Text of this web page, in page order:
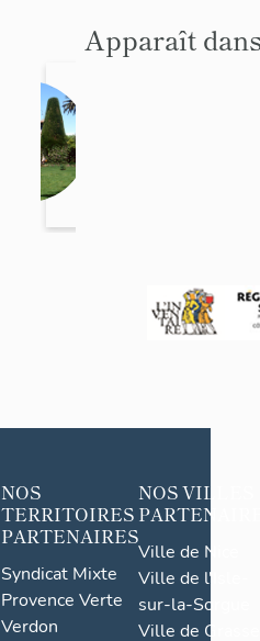
Apparaît
NOS
TERRITOIRES
PARTENAIRES
Syndicat Mixte
Provence Verte
Verdon
NOS VILLES
Ville de Nice
Ville de l'Isle-
sur-la-Sorgue
Ville de Grasse